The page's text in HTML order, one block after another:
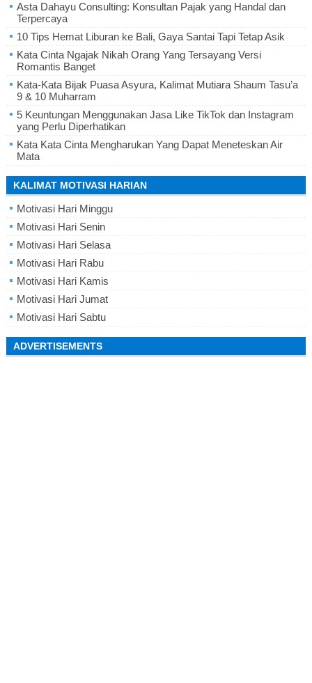
Asta Dahayu Consulting: Konsultan Pajak yang Handal dan
Terpercaya
10 Tips Hemat Liburan ke Bali, Gaya Santai Tapi Tetap Asik
Kata Cinta Ngajak Nikah Orang Yang Tersayang Versi
Romantis Banget
Kata-Kata Bijak Puasa Asyura, Kalimat Mutiara Shaum Tasu’a
9 & 10 Muharram
5 Keuntungan Menggunakan Jasa Like TikTok dan Instagram
yang Perlu Diperhatikan
Kata Kata Cinta Mengharukan Yang Dapat Meneteskan Air
Mata
KALIMAT MOTIVASI HARIAN
Motivasi Hari Minggu
Motivasi Hari Senin
Motivasi Hari Selasa
Motivasi Hari Rabu
Motivasi Hari Kamis
Motivasi Hari Jumat
Motivasi Hari Sabtu
ADVERTISEMENTS